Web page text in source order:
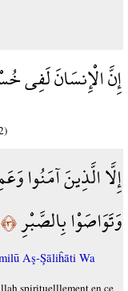
إِنَّ الْإِنسَانَ لَفِي
إِلَّا الَّذِينَ آمَنُوا
وَتَوَاصَوْا بِالصَّبْرِ﴿٣﴾
Aş-Şāliĥāti Wa
spirituelllement en ce